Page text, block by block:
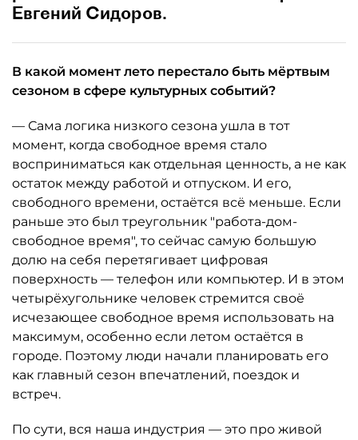
Евгений Сидоров.
В какой момент лето перестало быть мёртвым
сезоном в сфере культурных событий?
— Сама логика низкого сезона ушла в тот
момент, когда свободное время стало
восприниматься как отдельная ценность, а не как
остаток между работой и отпуском. И его,
свободного времени, остаётся всё меньше. Если
раньше это был треугольник "работа-дом-
свободное время", то сейчас самую большую
долю на себя перетягивает цифровая
поверхность — телефон или компьютер. И в этом
четырёхугольнике человек стремится своё
исчезающее свободное время использовать на
максимум, особенно если летом остаётся в
городе. Поэтому люди начали планировать его
как главный сезон впечатлений, поездок и
встреч.
По сути, вся наша индустрия — это про живой